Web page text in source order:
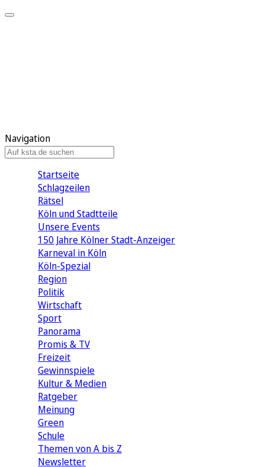
Navigation
Startseite
Schlagzeilen
Rätsel
Köln und Stadtteile
Unsere Events
150 Jahre Kölner Stadt-Anzeiger
Karneval in Köln
Köln-Spezial
Region
Politik
Wirtschaft
Sport
Panorama
Promis & TV
Freizeit
Gewinnspiele
Kultur & Medien
Ratgeber
Meinung
Green
Schule
Themen von A bis Z
Newsletter